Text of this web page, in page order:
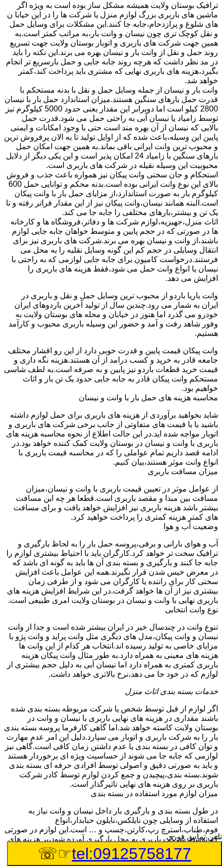
ترافیک بوستان ولایت همیشه مشکل ساز بوده است به ویژه اگر
ماشین های باربری بزرگ لوازم منزل یا شرکت ها را در این خیابا ن
های شلوغ و پرازدحام،جابه جا کنند.این مشکلات برای وسایل حمل
و نقل کوچک تری چون نیسان و وانت بار،به مراتب کمتر است.به
همین جهت شرکت های باربری و اتوبار بوستان ولایت جهت تسریع
روند حمل و نقل از وانت بار و نیسان بهره می برند.این نکته را باید
در مد نظر داشت که هرچه روند جابه جایی و حمل بارسریع تر انجام
بگیرد،هزینه های باربری نهایی که مشتری باید پرداخت کند،کمتر
خواهد شد.
وانت بار و نیسان از جمله وسایل حمل و نقل با بدنه مستحکم با
قدرت حمل بارهای سنگین هستند.میزان استاندارد حمل بار با نیسان
2800 کیلو است اما دوبرابر این مقدار یعنی حدود 5000 کیلوگرم نیز
توسط زامیاد یا نیسان آبی به راحتی حمل می شود.قدرت حمل
بالایی که نیسان از آن بهره مند است حتی با وجود امکانات و ایمنی
پایین این وسیله،باعث شده که از اوایل تولید تا به الان پرفروش ترین
و محبوب ترین وانت ایرانی باقی بماند.به همین جهت امکان حمل
بارهای سنگین با زامیاد 24 امکان پذیر است و این یکی دیگر از دلایل
محبوبیت این وسیله نقیله در شرکت های باربری است.
استحکام و جان سختی وانت پیکان نیز همواره باعث جذب و فروش
بالای این نوع وانت ایرانی بوده است.بدنه محکم و توانایی حمل 600
کیلوگرم بار به صورت استاندارد،از مزایای حمل بار با وانت پیکان
است.البته همانند نیسان،وانت پیکان نیز از این مقدار فراتر رفته و تا
یک تن و بیشتر،بارهای مختلفی را جابه جا می کند.
اثاث منزل،جهیزیه،لوازم شرکت ها و دفاتر،فروشگاه ها و کارخانه
ها در صورتی که در حجم پایین و متوسط خواهان جابه جایی لوازم
باشند،از وانت و نیسان بهره می برند.شرکت های باربری نیز برای
انتقال وسایلی در حجم کم این گونه وسایل نقلیه را به محل می
فرستند.درخواست کامیون برای جابه جایی لوازمی که به راحتی با
نیسان یا انواع وانت حمل می شود،فقط هزینه های باربری را
افزایش می دهد.
وانت باریا باردو از محبوب ترین وسایل حمل و نقل و باربری در
ایران به شمار می رود.چندین سال از تولید آخرین باردوهای ایران
خودرو می گذرد اما هنوز در خیابان و محله های بوستان ولایت به
وفور شاهد رفت و آمد و حضور این وسیله باربری محبوب و کارآمد
هستیم.
وانت پیکان قیمت پایین و قدرت خوبی دارد از این رو اقشار مختلف
جامعه قادر به خرید و کسب درامد از آن هستند.هزینه نگه داری و
قیمت خرید قطعات باردو نیز پایین و به صرفه است.به لطف شاسی
مستحکم وانت پیکان قادر به جابه جایی حدود یک تن بار و اثاث
خواهیم بود.
محاسبه هزینه های حمل بار با وانت و نیسان
شاید بخواهید برآوردی از هزینه های باربری برای حمل لوازم داشته
باشید یا با قیمت های متفاوتی از جانب برخی شرکت های باربری و
اتوبار مواجه شده اید.در این حالت اطلاع از نحوه محاسبه هزینه های
باربری با وانت و نیسان در بوستان ولایت کمک کننده خواهد بود.در
ادامه قصد داریم تمام عواملی را که در محاسبه قیمت باربری با
انواع وانت موثر هستند،بیان کنیم.
میزان مسافت باربری
از عوامل موثر در تعیین قیمت باربری با وانت و نیسان،میزان
مسافت بین مبدا و مقصد باربری است.قطعا هر چه این مسافت
بیشتر باشد هزینه باربری نیز افزایش خواهد یافت و برای مسافت
های کمتر هزینه کمتری را پرداخت خواهید کرد.
وضعیت آب و هوا
آب و هوای بارانی و برفی،پروسه حمل بار را به لحاظ بارگیری و
ترافیک سخت تر خواهد کرد.کارگران باید با احتیاط بیشتری لوازم را
جابه جا کنند و بارگیری و بسته بندی آن ها باید به گونه ای باشد که
در معرض خیس شدن قرار نگیرند.همه این عوامل باعث افزایش
سختی کار برای راننده یا کارگران می شود و از طرفی زمان
بیشتری نیز از آن ها خواهد گرفت.در این شرایط افزایش هزینه های
باربری نهایی با وانت و نیسان در بوستان ولایت امری طبیعی است.
نوع وانت انتخابی
تنوع وانت در چندسال خیر در ایران بیشتر شده است و جدا از وانت
نیسان و وانت پیکان،مدل های دیگری مثل وانت پراید و وانت پژو با
مزایای خاصی به تولید رسیده اند.انتخاب هر کدام از این وانت ها
هزینه های معینی به همراه دارد.به طور مثال وانت پیکان هزینه
باربری کمتری به همراه دارد اما نیسان آبی به دلیل حجم بیشتری از
لوازم که در خود جا می دهد،نرخ بالاتری خواهد داشت.
خدمات بسته بندی اثاث منزل
اگر لوازم از قبل توسط شخص یا شرکت مربوطه بسته بندی شده
باشند مقداری در هزینه های نهایی باربری با نیسان و وانت در
بوستان ولایت کاسته خواهد شد.اما گاهی کارفرما پروسه بسته بندی
بار را به شرکت باربری و اتوبار می سپارد.دلیل این امر عدم مهارت
و توان کافی در بسته بندی یا عدم داشتن زمان کافی است.گاهی نیز
لوازمی که جابه جا می شوند از حساسیت ویژه ای برخوردار هستند
و باید به صورتی دقیق و اصولی توسط افرادی حرفه ای بسته بندی
شوند.بسته بندی،پیچیدن و جمع کردن لوازم توسط کادر شرکت
باربری بر روی هزینه های نهایی تاثیرگذار است.
میزان لوازم مورد استفاده در بسته بندی
در طول بسته بندی و بارگیری بار داخل نیسان و وانت نیاز به
استفاده از وسایلی چون نایلکس،نایلون حبابدار،انواع
فوم،طناب،استرچ رپ،کارتن،چسپ و … است.این لوازم در صورتی
که توسط شرکت باربری به محل بارگیری آورده شود،بر هزینه های
نهایی می افزاید.
چیدمان بار و اثاث
تلفن تماس فوری
tel:09125758177
☞☏